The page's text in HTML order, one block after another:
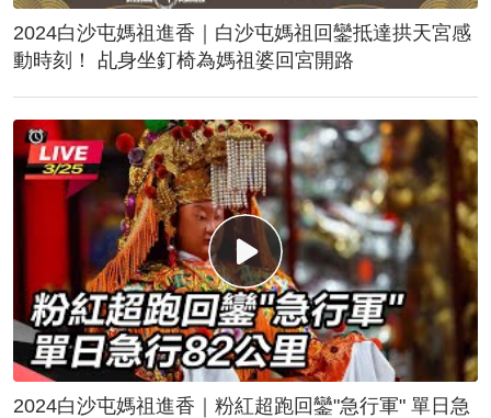
2024白沙屯媽祖進香｜白沙屯媽祖回鑾抵達拱天宮感
動時刻！ 乩身坐釘椅為媽祖婆回宮開路
2024白沙屯媽祖進香｜粉紅超跑回鑾"急行軍" 單日急